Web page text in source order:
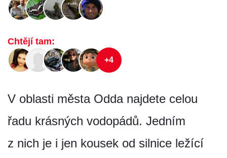
Chtějí tam:
+4
V oblasti města Odda najdete celou
řadu krásných vodopádů. Jedním
z nich je i jen kousek od silnice ležící